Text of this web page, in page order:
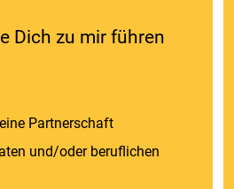
Dich zu mir führen
Partnerschaft
und/oder beruflichen